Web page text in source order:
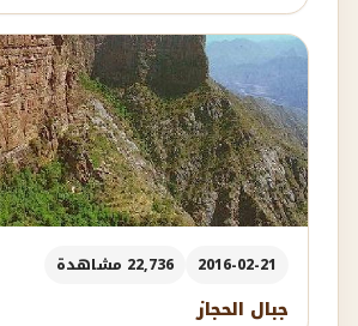
2016-02-21 22,736 مشاهدة
جبال الحجاز